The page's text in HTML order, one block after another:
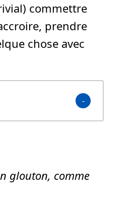
commettre
prendre
chose avec
glouton, comme